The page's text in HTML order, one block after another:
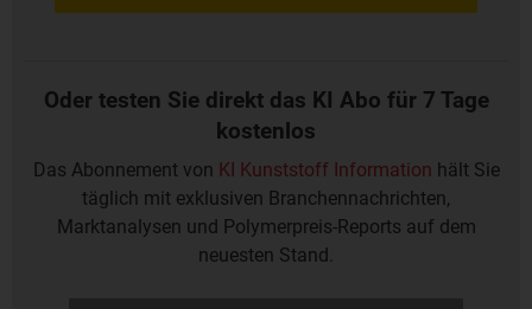
Oder testen Sie direkt das KI Abo für 7 Tage
kostenlos
Das Abonnement von KI Kunststoff Information hält Sie
täglich mit exklusiven Branchennachrichten,
Marktanalysen und Polymerpreis-Reports auf dem
neuesten Stand.